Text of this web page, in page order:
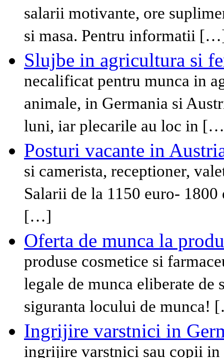
salarii motivante, ore
si masa. Pentru informatii
Slujbe in agricultura si
necalificat pentru munca in
animale, in Germania si
luni, iar plecarile au loc in
Posturi vacante in
si camerista, receptioner,
Salarii de la 1150 euro- 1800
[…]
Oferta de munca la
produse cosmetice si
legale de munca eliberate
siguranta locului de
Ingrijire varstnici in
ingrijire varstnici sau copii in